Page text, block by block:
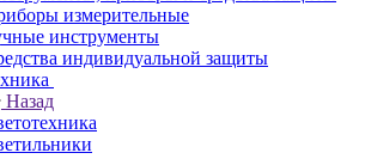
измерительные
инструменты
индивидуальной защиты
Назад